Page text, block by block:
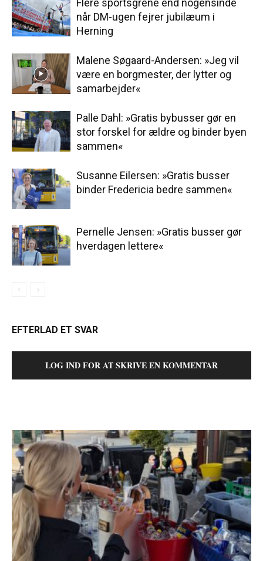
Flere sportsgrene end nogensinde
når DM-ugen fejrer jubilæum i
Herning
Malene Søgaard-Andersen: »Jeg vil
være en borgmester, der lytter og
samarbejder«
Palle Dahl: »Gratis bybusser gør en
stor forskel for ældre og binder byen
sammen«
Susanne Eilersen: »Gratis busser
binder Fredericia bedre sammen«
Pernelle Jensen: »Gratis busser gør
hverdagen lettere«
EFTERLAD ET SVAR
LOG IND FOR AT SKRIVE EN KOMMENTAR